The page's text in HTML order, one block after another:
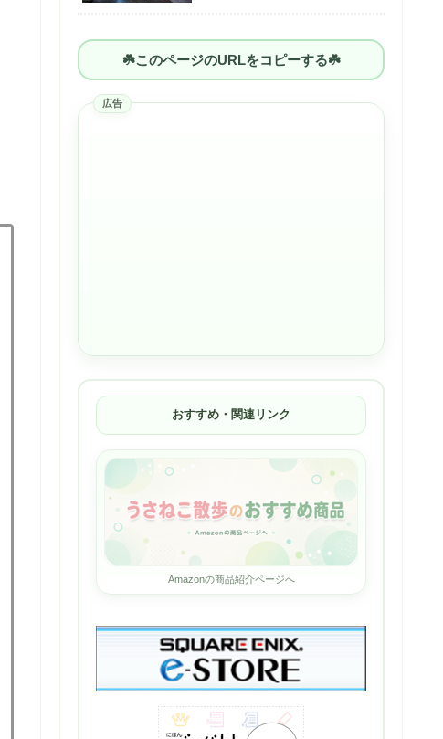
☘️このページのURLをコピーする☘️
広告
おすすめ・関連リンク
Amazonの商品紹介ページへ